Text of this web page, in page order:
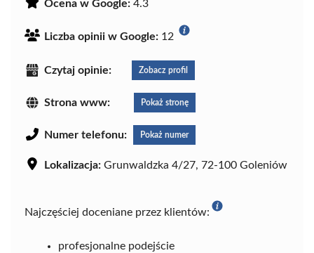
Ocena w Google: 4.3
Liczba opinii w Google: 12
Czytaj opinie: Zobacz profil
Strona www: Pokaż stronę
Numer telefonu: Pokaż numer
Lokalizacja: Grunwaldzka 4/27, 72-100 Goleniów
Najczęściej doceniane przez klientów:
profesjonalne podejście